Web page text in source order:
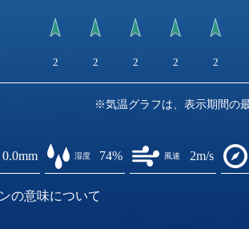
2 2 2 2 2
※気温グラフは、表示期間の
0.0mm 湿度 74% 風速 2m/s
の意味について